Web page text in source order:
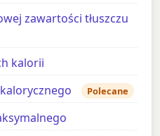
zawartości tłuszczu
kalorii
Polecane